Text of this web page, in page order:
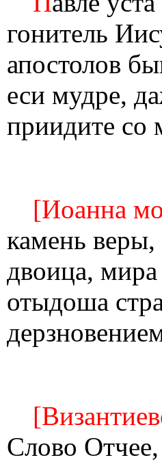
гонитель
апостолов
еси мудре,
приидите со
[Иоанна
камень
двоица,
отыдоша
Слово Отчее,